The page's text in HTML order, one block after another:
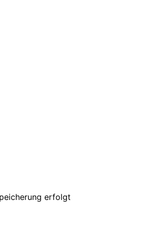
erfolgt